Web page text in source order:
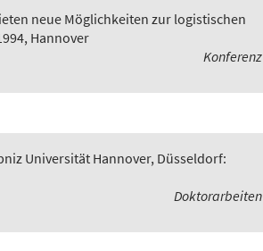
neue Möglichkeiten zur logistischen
Hannover
Konferenz
Universität Hannover, Düsseldorf:
Doktorarbeiten